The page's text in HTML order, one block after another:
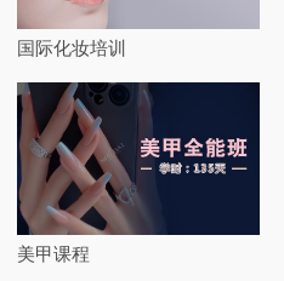
国际化妆培训
美甲课程